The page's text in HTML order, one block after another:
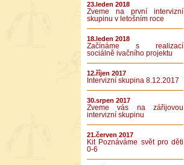
23.leden 2018
Zveme na první intervizní
skupinu v letošním roce
18.leden 2018
Začínáme s realizací
sociálně ivačního projektu
12.říjen 2017
Intervizní skupina 8.12.2017
30.srpen 2017
Zveme vás na zářijovou
intervizní skupinu
21.červen 2017
Kit Poznáváme svět pro děti
0-6